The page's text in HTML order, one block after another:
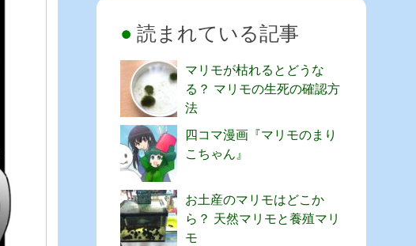
読まれている記事
マリモが枯れるとどうな
る？ マリモの生死の確認方
法
四コマ漫画『マリモのまり
こちゃん』
お土産のマリモはどこか
ら？ 天然マリモと養殖マリ
モ